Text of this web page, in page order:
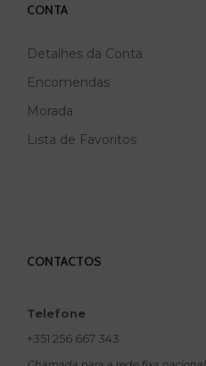
CONTA
Detalhes da Conta
Encomendas
Morada
Lista de Favoritos
CONTACTOS
Telefone
+351 256 667 343